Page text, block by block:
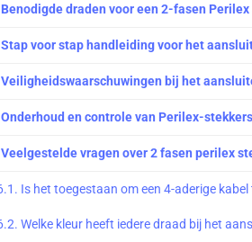
Benodigde draden voor een 2-fasen
Stap voor stap handleiding voor het
Veiligheidswaarschuwingen bij het
Onderhoud en controle van Perilex-stekkers
Veelgestelde vragen over 2 fasen perilex
Is het toegestaan om een 4-aderige
Welke kleur heeft iedere draad bij het